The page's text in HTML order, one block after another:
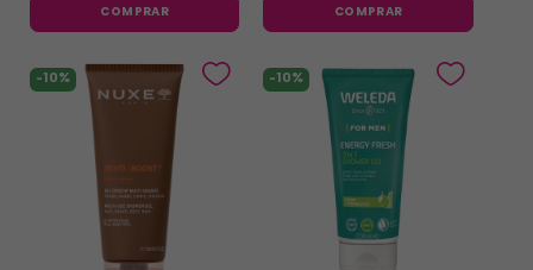
COMPRAR COMPRAR
-10% -10%